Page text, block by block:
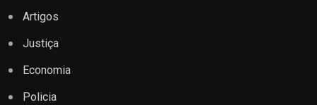
Artigos
Justiça
Economia
Policia